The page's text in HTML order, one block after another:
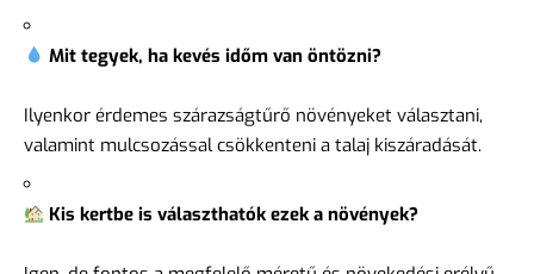
Mit tegyek, ha kevés időm van öntözni?
Ilyenkor érdemes szárazságtűrő növényeket választani,
valamint mulcsozással csökkenteni a talaj kiszáradását.
Kis kertbe is választhatók ezek a növények?